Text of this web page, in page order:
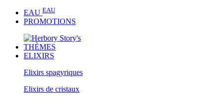
EAU EAU
PROMOTIONS
THÈMES
ELIXIRS
Elixirs spagyriques
Elixirs de cristaux